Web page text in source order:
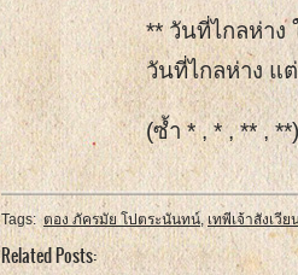
** วันที่ไกลห่าง
วันที่ไกลห่าง แ
(ซ้ำ * , * , ** , **)
Tags:ตอง ภัครมัย โปตระนันทน์,เทพีเจ้าสังเวีย
Related Posts: